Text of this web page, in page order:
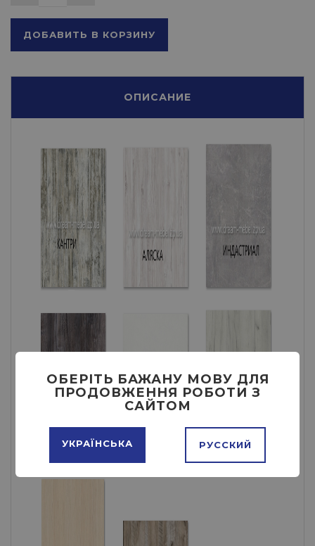
ДОБАВИТЬ В КОРЗИНУ
ОПИСАНИЕ
ОБЕРІТЬ БАЖАНУ МОВУ ДЛЯ
ПРОДОВЖЕННЯ РОБОТИ З
САЙТОМ
УКРАЇНСЬКА РУССКИЙ